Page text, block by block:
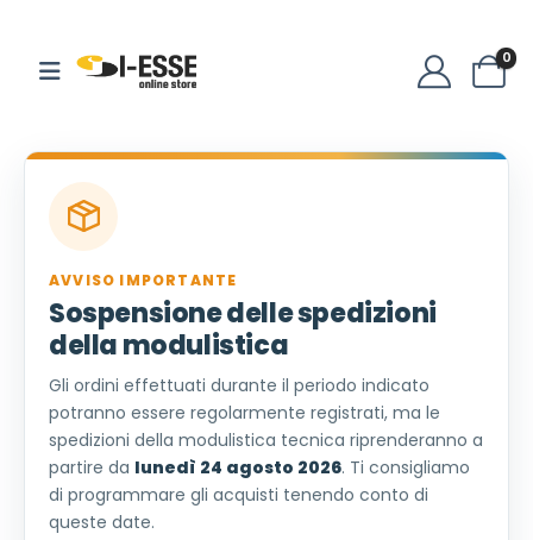
0
AVVISO IMPORTANTE
Sospensione delle spedizioni
della modulistica
Gli ordini effettuati durante il periodo indicato
potranno essere regolarmente registrati, ma le
spedizioni della modulistica tecnica riprenderanno a
partire da lunedì 24 agosto 2026. Ti consigliamo
di programmare gli acquisti tenendo conto di
queste date.